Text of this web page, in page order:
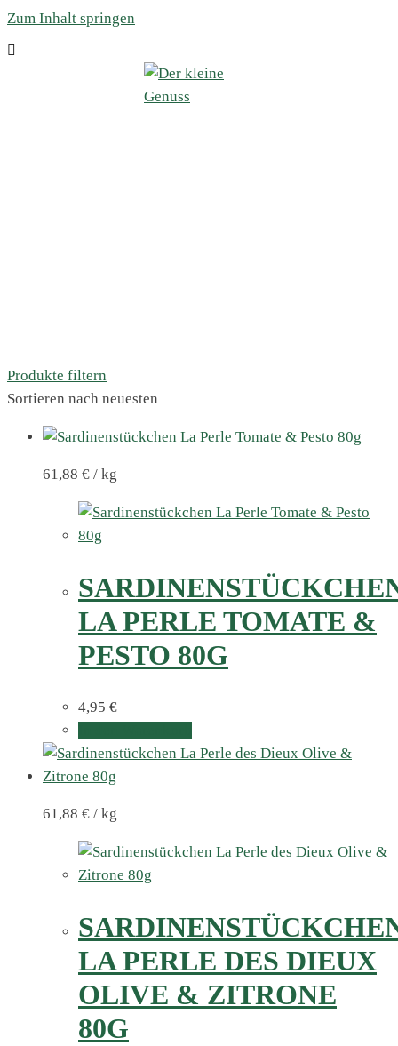
Zum Inhalt springen
Produkte filtern
Sortieren nach neuesten
61,88 € / kg
LA PERLE TOMATE &
PESTO 80G
4,95 €
61,88 € / kg
LA PERLE DES DIEUX
OLIVE & ZITRONE
80G